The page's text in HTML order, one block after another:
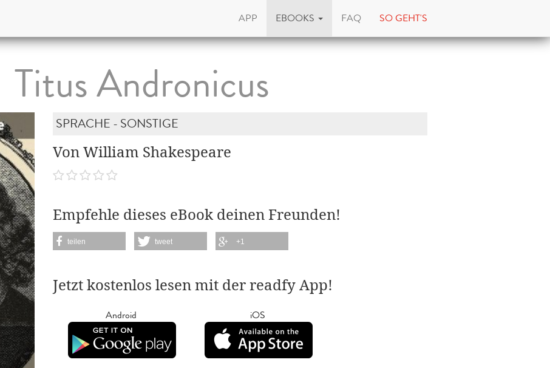
APP EBOOKS FAQ SO GEHT'S
Titus Andronicus
SPRACHE - SONSTIGE
Von William Shakespeare
Empfehle dieses eBook deinen Freunden!
teilen tweet +1
Jetzt kostenlos lesen mit der readfy App!
Android iOS